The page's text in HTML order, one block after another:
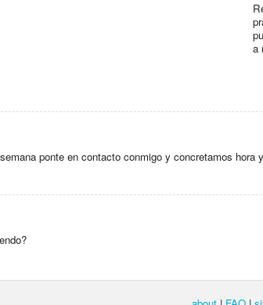
a
ponte en contacto conmigo y concretamos